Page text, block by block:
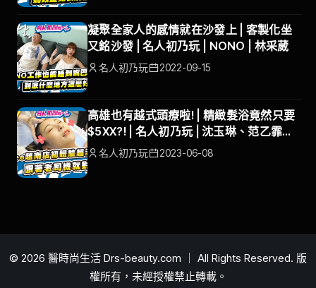
凝聚全家人的感情就在沙發上 | 客製化坐
又銘沙發 | 名人初乃玩 | NONO | 林采葳
名人初乃玩 2022-09-15
高雄也有越式頭療啦! | 精緻髮浴竟然只要
$5XX?! | 名人初乃玩 | 沈玉琳、范乙霏
ALBEE | #默 越式頭療會館
名人初乃玩 2023-06-08
© 2026 醫時尚生活 Drs-beauty.com ｜ All Rights Reserved. 版
權所有，未經授權禁止轉載。